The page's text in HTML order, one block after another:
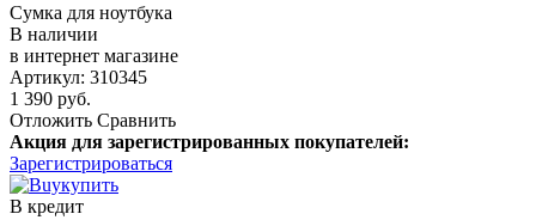
Сумка для ноутбука
В наличии
в интернет магазине
Артикул: 310345
1 390 руб.
Отложить Сравнить
Акция для зарегистрированных покупателей:
Зарегистрироваться
купить
В кредит